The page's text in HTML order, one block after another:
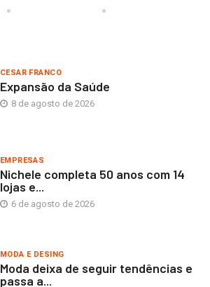
CESAR FRANCO
Expansão da Saúde
8 de agosto de 2026
EMPRESAS
Nichele completa 50 anos com 14
lojas e...
6 de agosto de 2026
MODA E DESING
Moda deixa de seguir tendências e
passa a...